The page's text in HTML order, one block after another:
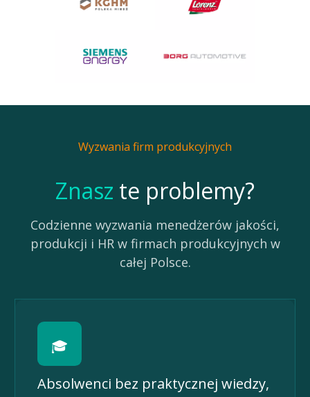
Wyzwania firm produkcyjnych
Znasz te problemy?
Codzienne wyzwania menedżerów jakości,
produkcji i HR w firmach produkcyjnych w
całej Polsce.
🎓
Absolwenci bez praktycznej wiedzy,